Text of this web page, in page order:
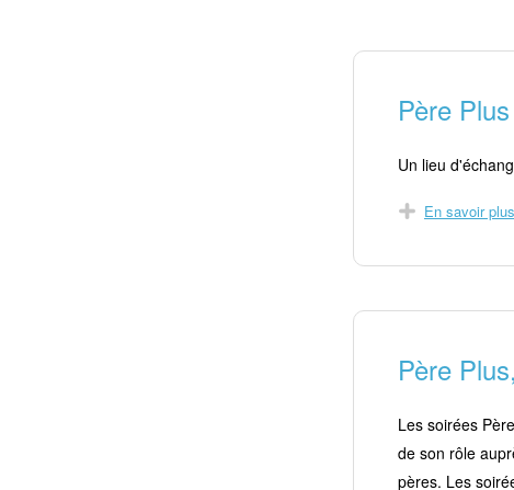
Père
Un lieu
En savoir plus
Père
Les soirées
de son rôle
pères. Les